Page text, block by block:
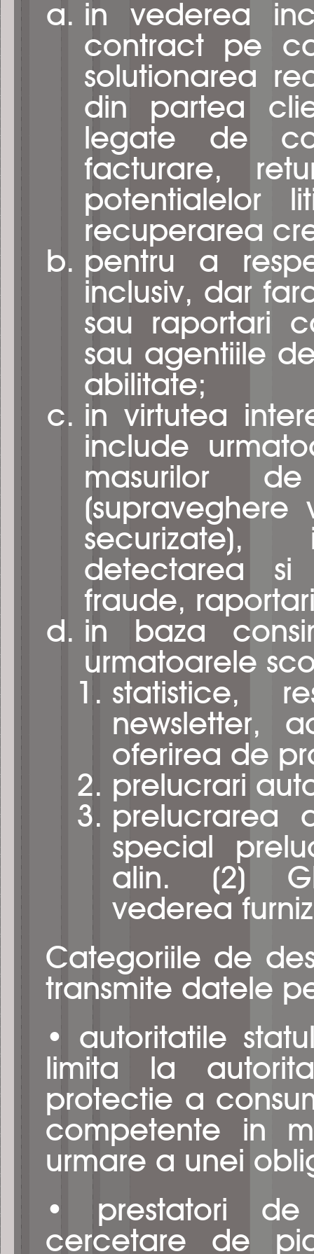
in vederea
contract pe
solutionarea
din partea
legate de
facturare,
potentialelor
recuperarea
pentru a
inclusiv, dar
sau raportari
sau agentiile
abilitate;
in virtutea
include
masurilor
securizate),
detectarea si
fraude,
in baza
urmatoarele
statistice,
newsletter,
oferirea de
prelucrari
prelucrarea
special
alin. (2)
vederea
Categoriile de
transmite datele
• autoritatile
limita la
protectie a
competente in
urmare a unei
• prestatori de
cercetare de